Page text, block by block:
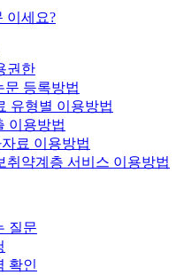
이세요?
권한
문 등록방법
유형별 이용방법
이용방법
료 이용방법
취약계층 서비스 이용방법
질문
확인